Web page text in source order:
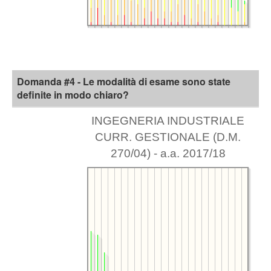
Domanda #4 - Le modalità di esame sono state
definite in modo chiaro?
INGEGNERIA INDUSTRIALE
CURR. GESTIONALE (D.M.
270/04) - a.a. 2017/18